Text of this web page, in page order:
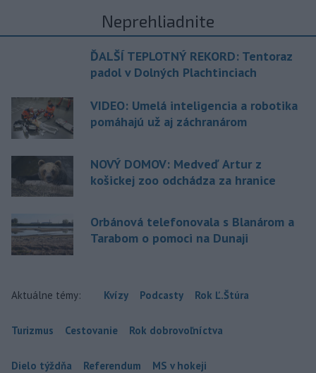
Neprehliadnite
ĎALŠÍ TEPLOTNÝ REKORD: Tentoraz
padol v Dolných Plachtinciach
VIDEO: Umelá inteligencia a robotika
pomáhajú už aj záchranárom
NOVÝ DOMOV: Medveď Artur z
košickej zoo odchádza za hranice
Orbánová telefonovala s Blanárom a
Tarabom o pomoci na Dunaji
Aktuálne témy: Kvízy Podcasty Rok Ľ.Štúra
Turizmus Cestovanie Rok dobrovoľníctva
Dielo týždňa Referendum MS v hokeji